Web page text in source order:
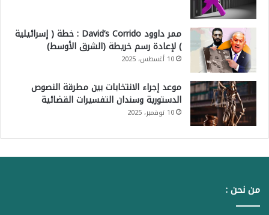
ممر داوود David’s Corrido : خطة ( إسرائيلية
) لإعادة رسم خريطة (الشرق الأوسط)
10 أغسطس، 2025
موعد إجراء الانتخابات بين مطرقة النصوص
الدستورية وسندان التفسيرات القضائية
10 نوفمبر، 2025
من نحن :